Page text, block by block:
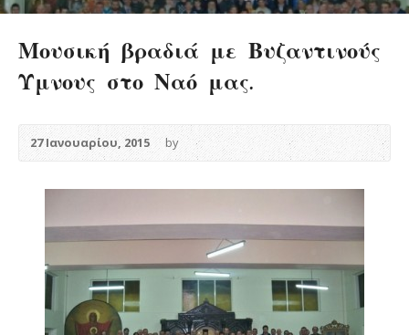
Μουσική βραδιά με Βυζαντινούς
Ύμνους στο Ναό μας.
27 Ιανουαρίου, 2015 by